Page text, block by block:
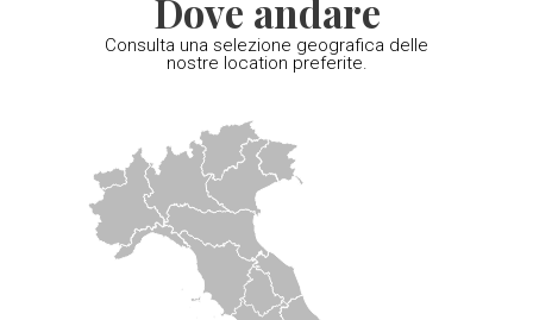
Dove andare
Consulta una selezione geografica delle
nostre location preferite.